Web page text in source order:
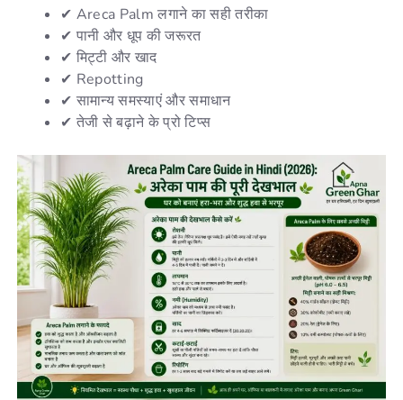
✔ Areca Palm लगाने का सही तरीका
✔ पानी और धूप की जरूरत
✔ मिट्टी और खाद
✔ Repotting
✔ सामान्य समस्याएं और समाधान
✔ तेजी से बढ़ाने के प्रो टिप्स